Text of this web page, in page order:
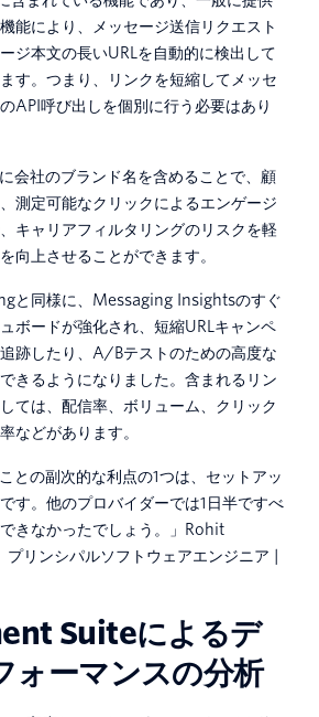
能により、メッセージ送信リクエスト
ジ本文の長いURLを自動的に検出して
す。つまり、リンクを短縮してメッセ
API呼び出しを個別に行う必要はあり
会社のブランド名を含めることで、顧
測定可能なクリックによるエンゲージ
キャリアフィルタリングのリスクを軽
向上させることができます。
と同様に、Messaging Insightsのすぐ
ボードが強化され、短縮URLキャンペ
跡したり、A/Bテストのための高度な
きるようになりました。含まれるリン
ては、配信率、ボリューム、クリック
などがあります。
との副次的な利点の1つは、セットアッ
す。他のプロバイダーでは1日半ですべ
きなかったでしょう。」Rohit
リンシパルソフトウェアエンジニア |
Suiteによるデ
ォーマンスの分析